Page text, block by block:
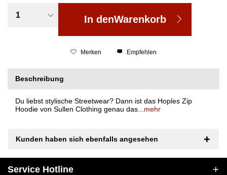
In denWarenkorb
Merken Empfehlen
Beschreibung
Du liebst stylische Streetwear? Dann ist das Hoples Zip
Hoodie von Sullen Clothing genau das... mehr
Kunden haben sich ebenfalls angesehen
Service Hotline